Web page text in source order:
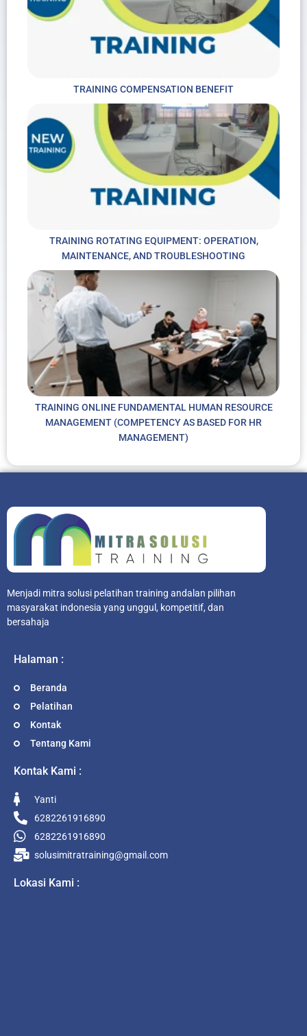
TRAINING COMPENSATION BENEFIT
TRAINING ROTATING EQUIPMENT: OPERATION,
MAINTENANCE, AND TROUBLESHOOTING
TRAINING ONLINE FUNDAMENTAL HUMAN RESOURCE
MANAGEMENT (COMPETENCY AS BASED FOR HR
MANAGEMENT)
Menjadi mitra solusi pelatihan training andalan pilihan
masyarakat indonesia yang unggul, kompetitif, dan
bersahaja
Halaman :
Beranda
Pelatihan
Kontak
Tentang Kami
Kontak Kami :
Yanti
6282261916890
6282261916890
solusimitratraining@gmail.com
Lokasi Kami :